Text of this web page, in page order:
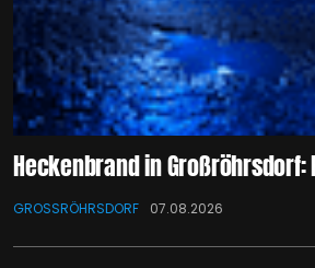
Heckenbrand in
GROSSRÖHRSDORF 07.08.2026